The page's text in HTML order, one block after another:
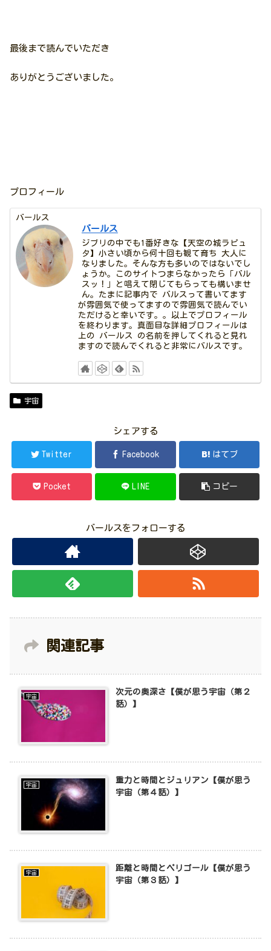
最後まで読んでいただき
ありがとうございました。
プロフィール
バールス
バールス
ジブリの中でも1番好きな【天空の城ラピュ
タ】小さい頃から何十回も観て育ち 大人に
なりました。そんな方も多いのではないでし
ょうか。このサイトつまらなかったら「バル
スッ！」と唱えて閉じてもらっても構いませ
ん。たまに記事内で バルスって書いてます
が雰囲気で使ってますので雰囲気で読んでい
ただけると幸いです。。以上でプロフィール
を終わります。真面目な詳細プロフィールは
上の バールス の名前を押してくれると見れ
ますので読んでくれると非常にバルスです。
宇宙
シェアする
Twitter Facebook はてブ
Pocket LINE コピー
バールスをフォローする
関連記事
宇宙
次元の奥深さ【僕が思う宇宙（第２
話）】
宇宙
重力と時間とジュリアン【僕が思う
宇宙（第４話）】
宇宙
距離と時間とペリゴール【僕が思う
宇宙（第３話）】